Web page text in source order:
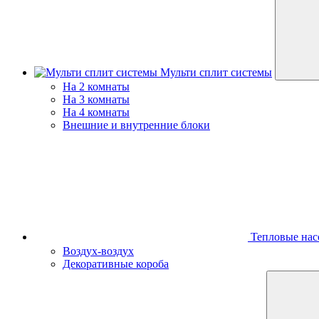
Мульти сплит системы
На 2 комнаты
На 3 комнаты
На 4 комнаты
Внешние и внутренние блоки
Тепловые
Воздух-воздух
Декоративные короба